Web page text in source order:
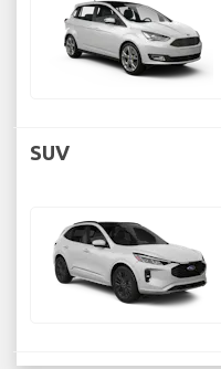
SUV